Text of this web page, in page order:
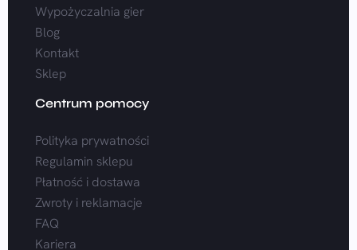
Wypożyczalnia gier
Blog
Kontakt
Sklep
Centrum pomocy
Polityka prywatności
Regulamin sklepu
Płatność i dostawa
Zwroty i reklamacje
FAQ
Kariera